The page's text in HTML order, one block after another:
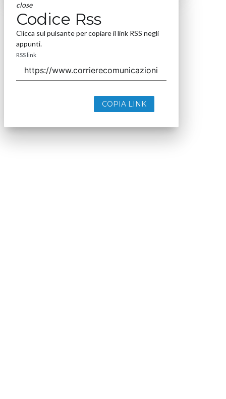
close
Codice Rss
Clicca sul pulsante per copiare il link RSS negli
appunti.
RSS link
COPIA LINK